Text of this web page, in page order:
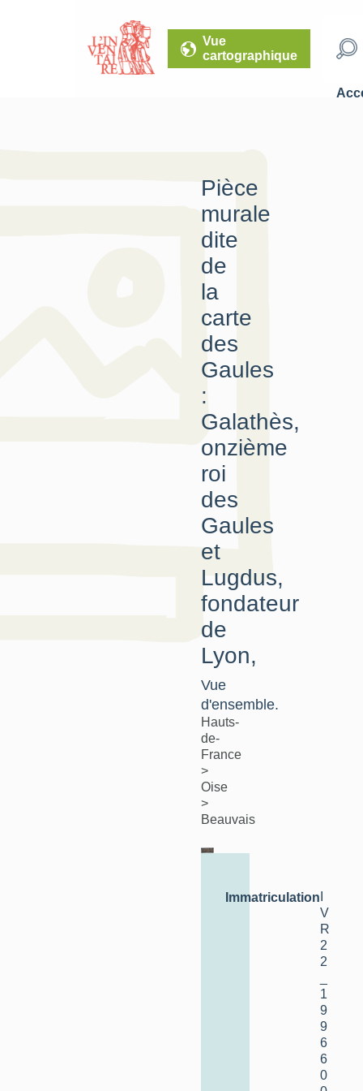
Vue
cartographique
Pièce
murale
dite
de
la
carte
des
Gaules
:
Galathès,
onzième
roi
des
Gaules
et
Lugdus,
fondateur
de
Lyon,
Vue
d'ensemble.
Hauts-
de-
France
>
Oise
>
Beauvais
Immatriculation
V
R
2
2
1
9
9
6
6
0